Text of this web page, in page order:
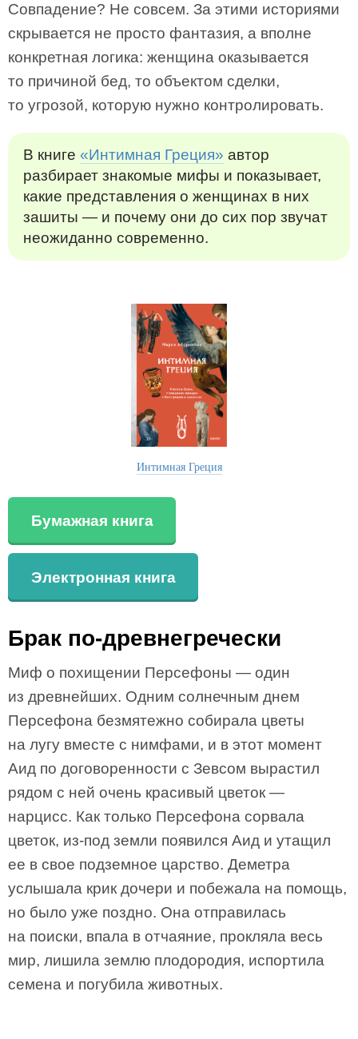
Совпадение? Не совсем. За этими историями
скрывается не просто фантазия, а вполне
конкретная логика: женщина оказывается
то причиной бед, то объектом сделки,
то угрозой, которую нужно контролировать.
В книге «Интимная Греция» автор
разбирает знакомые мифы и показывает,
какие представления о женщинах в них
зашиты — и почему они до сих пор звучат
неожиданно современно.
Интимная Греция
Бумажная книга
Электронная книга
Брак по-древнегречески
Миф о похищении Персефоны — один
из древнейших. Одним солнечным днем
Персефона безмятежно собирала цветы
на лугу вместе с нимфами, и в этот момент
Аид по договоренности с Зевсом вырастил
рядом с ней очень красивый цветок —
нарцисс. Как только Персефона сорвала
цветок, из-под земли появился Аид и утащил
ее в свое подземное царство. Деметра
услышала крик дочери и побежала на помощь,
но было уже поздно. Она отправилась
на поиски, впала в отчаяние, прокляла весь
мир, лишила землю плодородия, испортила
семена и погубила животных.